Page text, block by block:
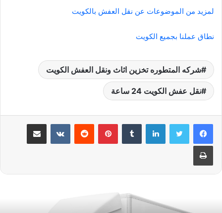
لمزيد من الموضوعات عن نقل العفش بالكويت
نطاق عملنا بجميع الكويت
شركه المتطوره تخزين اثاث ونقل العفش الكويت
نقل عفش الكويت 24 ساعة
لينكدإن بينتيريست مشاركة عبر البريد
طباعة